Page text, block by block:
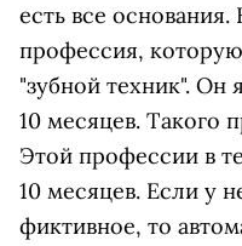
есть все
профессия,
"зубной техник". Он
10 месяцев. Такого
Этой профессии в
10 месяцев. Если у
фиктивное, то